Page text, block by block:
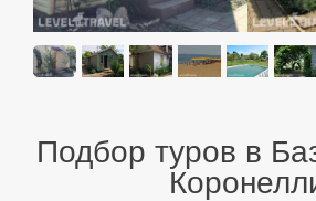
Подбор туров в